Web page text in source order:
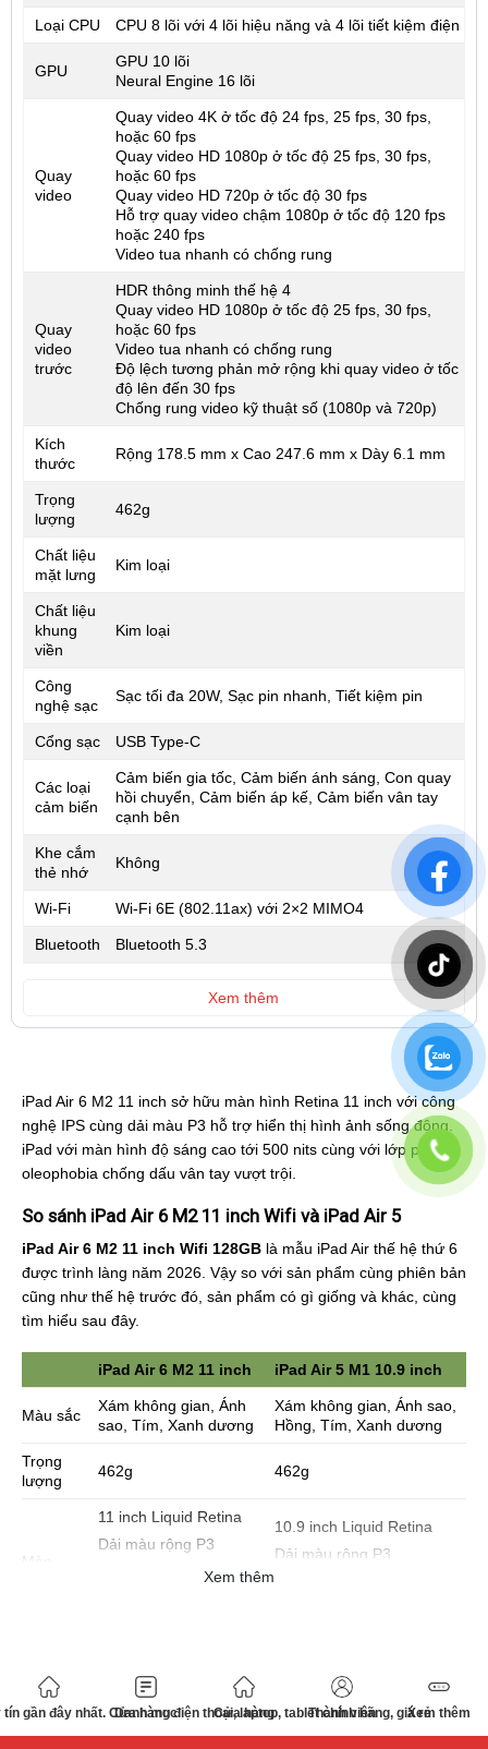
gần đây nhất. Cửa hàng điện thoại, laptop, tablet chính hãng, giá rẻ
Danh mục Cửa hàng Thành viên Xem thêm
iPad Air 6 M2 11 inch sở hữu màn hình Retina 11 inch với công
nghệ IPS cùng dải màu P3 hỗ trợ hiển thị hình ảnh sống động.
iPad với màn hình độ sáng cao tới 500 nits cùng với lớp phủ
oleophobia chống dấu vân tay vượt trội.
So sánh iPad Air 6 M2 11 inch Wifi và iPad Air 5
iPad Air 6 M2 11 inch Wifi 128GBlà mẫu iPad Air thế hệ thứ 6
được trình làng năm 2026. Vậy so với sản phẩm cùng phiên bản
cũng như thế hệ trước đó, sản phẩm có gì giống và khác, cùng
tìm hiểu sau đây.
iPad Air 6 M2 11 inch iPad Air 5 M1 10.9 inch
Màu sắc
Xám không gian, Ánh
sao, Tím, Xanh dương
Xám không gian, Ánh sao,
Hồng, Tím, Xanh dương
Trọng
lượng
462g 462g
Màn
11 inch Liquid Retina
Dải màu rộng P3
10.9 inch Liquid Retina
Dải màu rộng P3
CPU
CPU 8 lõi – GPU 10
lõi
Neural Engine 16 lõi
CPU 8 lõi – GPU 8 lõi
Xem thêm
Loại CPU CPU 8 lõi với 4 lõi hiệu năng và 4 lõi tiết kiệm điện
GPU
GPU 10 lõi
Neural Engine 16 lõi
Quay
video
Quay video 4K ở tốc độ 24 fps, 25 fps, 30 fps,
hoặc 60 fps
Quay video HD 1080p ở tốc độ 25 fps, 30 fps,
hoặc 60 fps
Quay video HD 720p ở tốc độ 30 fps
Hỗ trợ quay video chậm 1080p ở tốc độ 120 fps
hoặc 240 fps
Video tua nhanh có chống rung
Quay
video
trước
HDR thông minh thế hệ 4
Quay video HD 1080p ở tốc độ 25 fps, 30 fps,
hoặc 60 fps
Video tua nhanh có chống rung
Độ lệch tương phản mở rộng khi quay video ở tốc
độ lên đến 30 fps
Chống rung video kỹ thuật số (1080p và 720p)
Kích
thước
Rộng 178.5 mm x Cao 247.6 mm x Dày 6.1 mm
Trọng
lượng
462g
Chất liệu
mặt lưng
Kim loại
Chất liệu
khung
viền
Kim loại
Công
nghệ sạc
Sạc tối đa 20W, Sạc pin nhanh, Tiết kiệm pin
Cổng sạc USB Type-C
Các loại
cảm biến
Cảm biến gia tốc, Cảm biến ánh sáng, Con quay
hồi chuyển, Cảm biến áp kế, Cảm biến vân tay
cạnh bên
Khe cắm
thẻ nhớ
Không
Wi-Fi Wi‑Fi 6E (802.11ax) với 2×2 MIMO4
Bluetooth Bluetooth 5.3
Xem thêm